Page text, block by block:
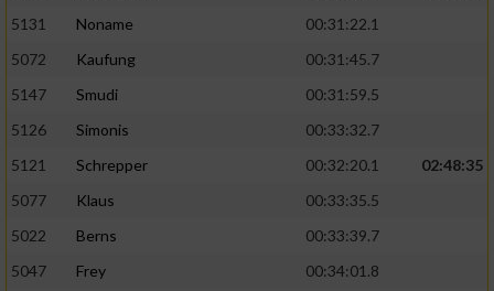
5131
Noname
00:31:22.1
5072
Kaufung
00:31:45.7
5147
Smudi
00:31:59.5
5126
Simonis
00:33:32.7
5121
Schrepper 00:32:20.1
02:48:35
5077
Klaus
00:33:35.5
5022
Berns
00:33:39.7
5047
Frey
00:34:01.8